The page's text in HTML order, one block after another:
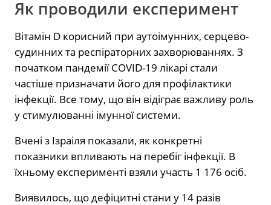
Як проводили експеримент
Вітамін D корисний при аутоімунних, серцево-
судинних та респіраторних захворюваннях. З
початком пандемії COVID-19 лікарі стали
частіше призначати його для профілактики
інфекції. Все тому, що він відіграє важливу роль
у стимулюванні імунної системи.
Вчені з Ізраіля показали, як конкретні
показники впливають на перебіг інфекції. В
їхньому експерименті взяли участь 1 176 осіб.
Виявилось, що дефіцитні стани у 14 разів